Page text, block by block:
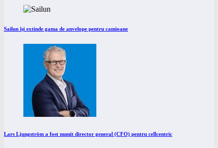
Sailun își extinde gama de anvelope pentru camioane
Lars Ljungström a fost numit director general (CFO) pentru cellcentric